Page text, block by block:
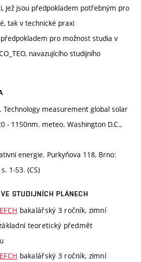
jež jsou předpokladem potřebným pro
tak v technické praxi
pro možnost studia v
navazujícího studijního
Technology measurement global solar
- 1150nm. meteo. Washington D.C.,
energie. Purkyňova 118, Brno:
1-53. (CS)
STUDIJNÍCH PLÁNECH
bakalářský 3 ročník, zimní
teoretický předmět
bakalářský 3 ročník, zimní